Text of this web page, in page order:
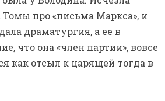
про «письма Маркса», и
драматургия, а ее в
что она «член партии», вовсе
как отсыл к царящей тогда в